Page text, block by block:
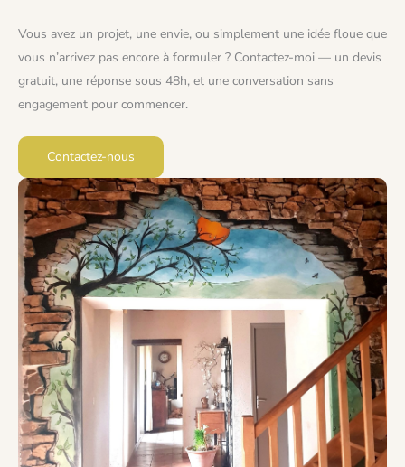
Vous avez un projet, une envie, ou simplement une idée floue que
vous n’arrivez pas encore à formuler ? Contactez-moi — un devis
gratuit, une réponse sous 48h, et une conversation sans
engagement pour commencer.
Contactez-nous